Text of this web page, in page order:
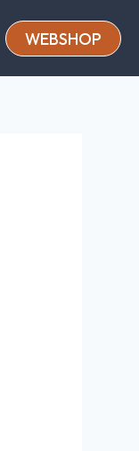
WEBSHOP